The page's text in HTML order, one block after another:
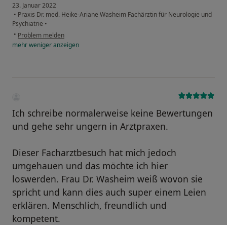
23. Januar 2022
• Praxis Dr. med. Heike-Ariane Washeim Fachärztin für Neurologie und
Psychiatrie •
• Problem melden
mehrwenigeranzeigen
Ich schreibe normalerweise keine Bewertungen
und gehe sehr ungern in Arztpraxen.
Dieser Facharztbesuch hat mich jedoch
umgehauen und das möchte ich hier
loswerden. Frau Dr. Washeim weiß wovon sie
spricht und kann dies auch super einem Leien
erklären. Menschlich, freundlich und
kompetent.